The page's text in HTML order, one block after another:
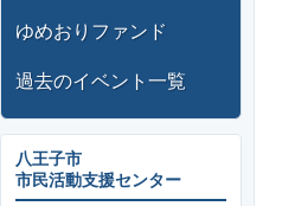
ゆめおりファンド
過去のイベント一覧
八王子市
市民活動支援センター